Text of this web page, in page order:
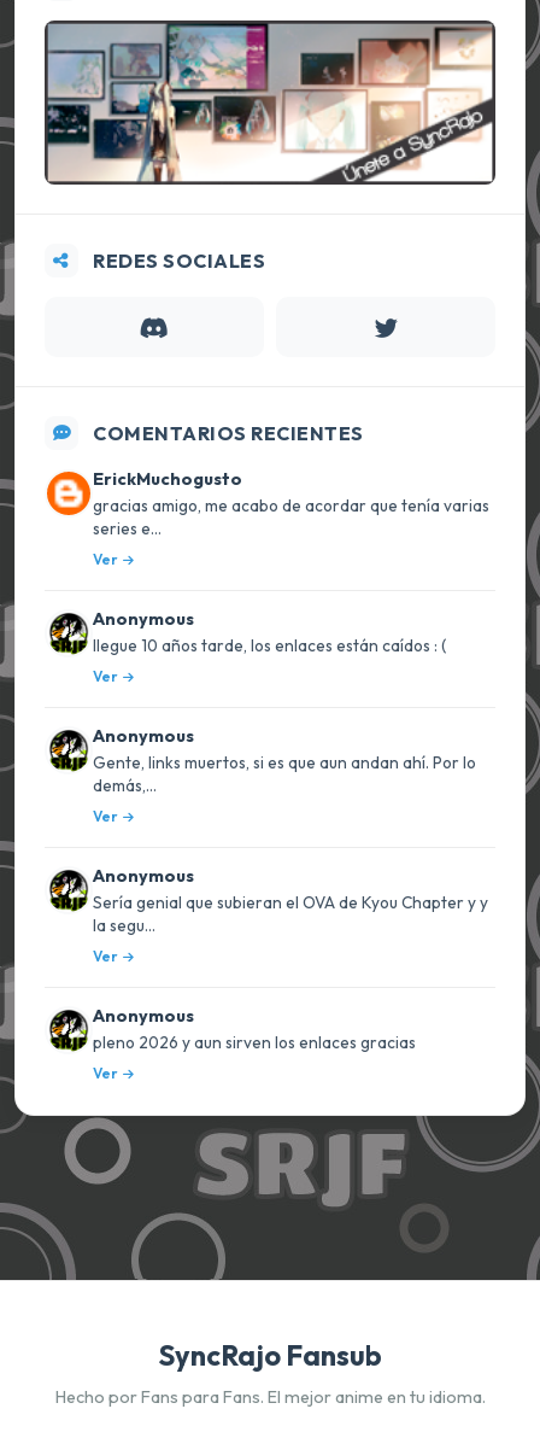
REDES SOCIALES
COMENTARIOS RECIENTES
ErickMuchogusto
gracias amigo, me acabo de acordar que tenía varias
series e...
Ver
Anonymous
llegue 10 años tarde, los enlaces están caídos : (
Ver
Anonymous
Gente, links muertos, si es que aun andan ahí. Por lo
demás,...
Ver
Anonymous
Sería genial que subieran el OVA de Kyou Chapter y y
la segu...
Ver
Anonymous
pleno 2026 y aun sirven los enlaces gracias
Ver
SyncRajo Fansub
Hecho por Fans para Fans. El mejor anime en tu idioma.